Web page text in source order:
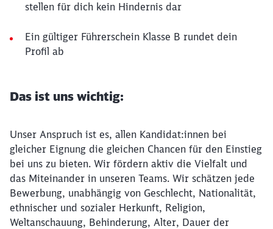
stellen für dich kein Hindernis dar
Ein gültiger Führerschein Klasse B rundet dein
Profil ab
Das ist uns wichtig:
Unser Anspruch ist es, allen Kandidat:innen bei
gleicher Eignung die gleichen Chancen für den Einstieg
bei uns zu bieten. Wir fördern aktiv die Vielfalt und
das Miteinander in unseren Teams. Wir schätzen jede
Bewerbung, unabhängig von Geschlecht, Nationalität,
ethnischer und sozialer Herkunft, Religion,
Weltanschauung, Behinderung, Alter, Dauer der